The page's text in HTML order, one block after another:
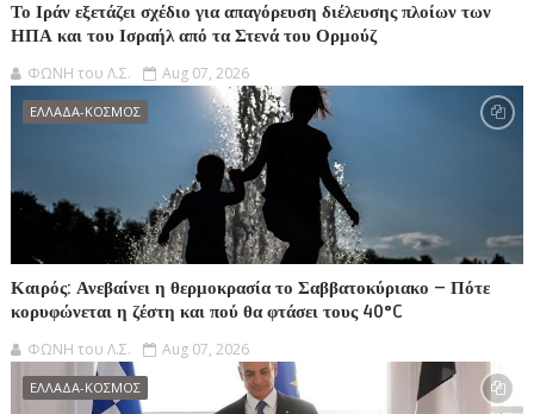
Το Ιράν εξετάζει σχέδιο για απαγόρευση διέλευσης πλοίων των
ΗΠΑ και του Ισραήλ από τα Στενά του Ορμούζ
ΦΩΝΗ του Λ.Σ. Aug 07, 2026
ΕΛΛΑΔΑ-ΚΟΣΜΟΣ
Καιρός: Ανεβαίνει η θερμοκρασία το Σαββατοκύριακο – Πότε
κορυφώνεται η ζέστη και πού θα φτάσει τους 40°C
ΦΩΝΗ του Λ.Σ. Aug 07, 2026
ΕΛΛΑΔΑ-ΚΟΣΜΟΣ